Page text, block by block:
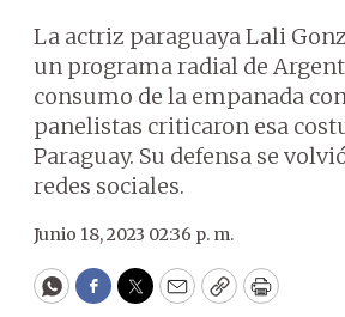
La actriz paraguaya Lali
un programa radial de
consumo de la empanada
panelistas criticaron esa
Paraguay. Su defensa se
redes sociales.
Junio 18, 2023 02:36 p. m.
WhatsApp
Facebook
Twitter
EmailCopyPrint